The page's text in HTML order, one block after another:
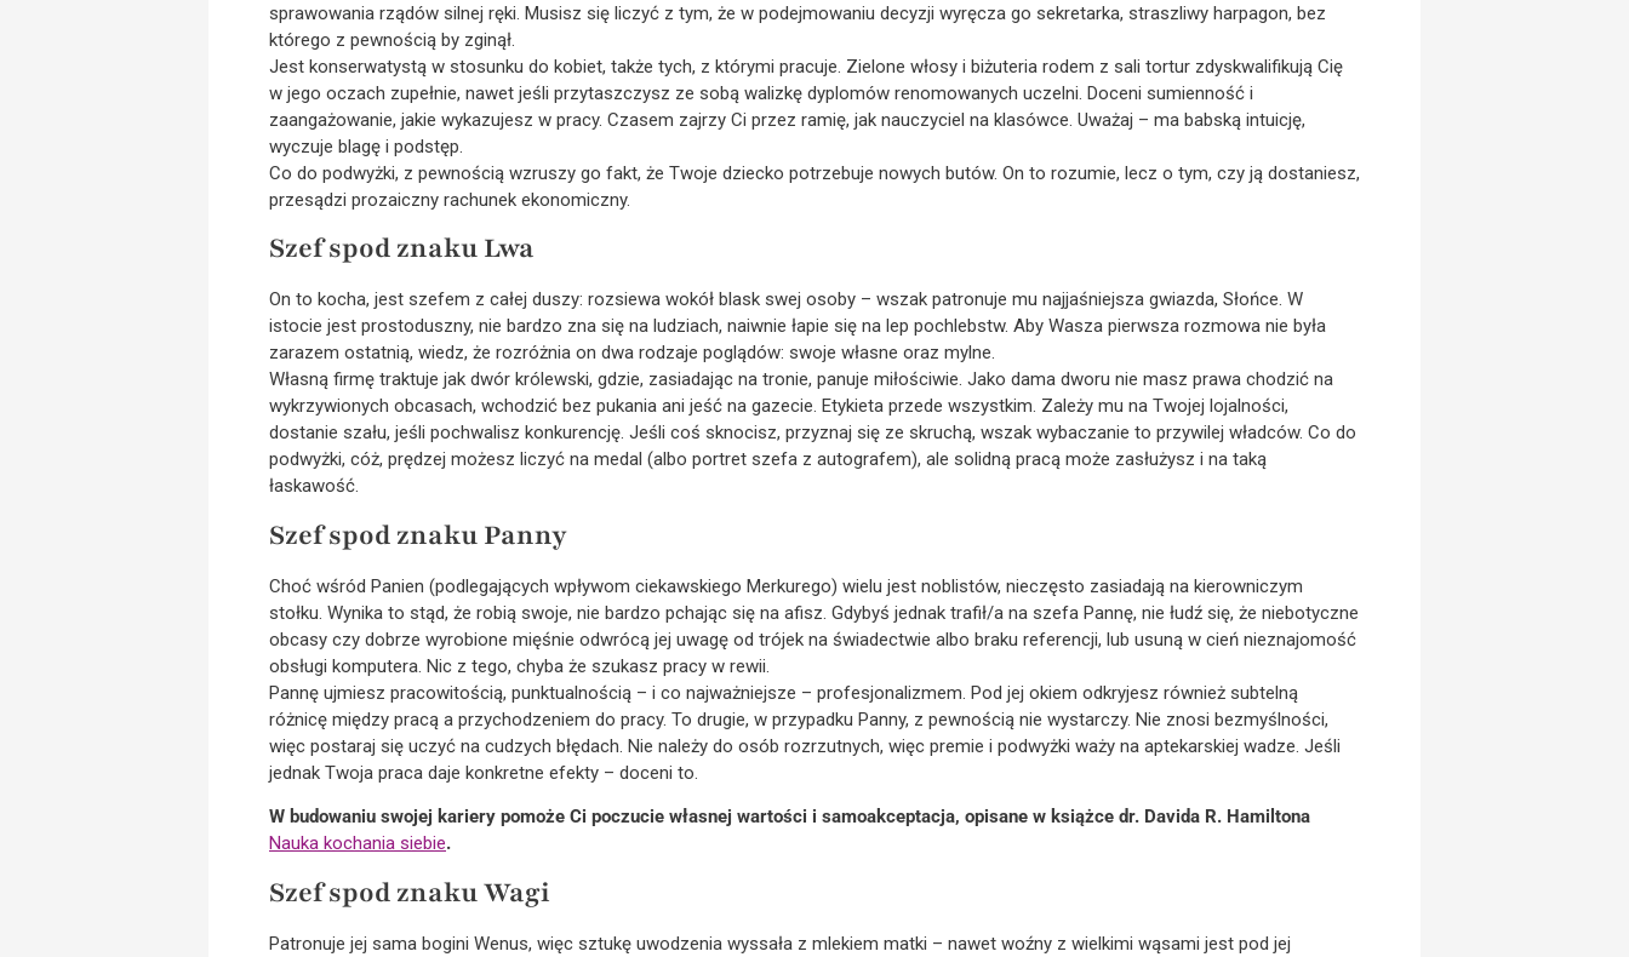
sprawowania rządów silnej ręki. Musisz się liczyć z tym, że w podejmowaniu decyzji wyręcza go sekretarka, straszliwy harpagon, bez
którego z pewnością by zginął.
Jest konserwatystą w stosunku do kobiet, także tych, z którymi pracuje. Zielone włosy i biżuteria rodem z sali tortur zdyskwalifikują Cię
w jego oczach zupełnie, nawet jeśli przytaszczysz ze sobą walizkę dyplomów renomowanych uczelni. Doceni sumienność i
zaangażowanie, jakie wykazujesz w pracy. Czasem zajrzy Ci przez ramię, jak nauczyciel na klasówce. Uważaj – ma babską intuicję,
wyczuje blagę i podstęp.
Co do podwyżki, z pewnością wzruszy go fakt, że Twoje dziecko potrzebuje nowych butów. On to rozumie, lecz o tym, czy ją dostaniesz,
przesądzi prozaiczny rachunek ekonomiczny.
Szef spod znaku Lwa
On to kocha, jest szefem z całej duszy: rozsiewa wokół blask swej osoby – wszak patronuje mu najjaśniejsza gwiazda, Słońce. W
istocie jest prostoduszny, nie bardzo zna się na ludziach, naiwnie łapie się na lep pochlebstw. Aby Wasza pierwsza rozmowa nie była
zarazem ostatnią, wiedz, że rozróżnia on dwa rodzaje poglądów: swoje własne oraz mylne.
Własną firmę traktuje jak dwór królewski, gdzie, zasiadając na tronie, panuje miłościwie. Jako dama dworu nie masz prawa chodzić na
wykrzywionych obcasach, wchodzić bez pukania ani jeść na gazecie. Etykieta przede wszystkim. Zależy mu na Twojej lojalności,
dostanie szału, jeśli pochwalisz konkurencję. Jeśli coś sknocisz, przyznaj się ze skruchą, wszak wybaczanie to przywilej władców. Co do
podwyżki, cóż, prędzej możesz liczyć na medal (albo portret szefa z autografem), ale solidną pracą może zasłużysz i na taką
łaskawość.
Szef spod znaku Panny
Choć wśród Panien (podlegających wpływom ciekawskiego Merkurego) wielu jest noblistów, nieczęsto zasiadają na kierowniczym
stołku. Wynika to stąd, że robią swoje, nie bardzo pchając się na afisz. Gdybyś jednak trafił/a na szefa Pannę, nie łudź się, że niebotyczne
obcasy czy dobrze wyrobione mięśnie odwrócą jej uwagę od trójek na świadectwie albo braku referencji, lub usuną w cień nieznajomość
obsługi komputera. Nic z tego, chyba że szukasz pracy w rewii.
Pannę ujmiesz pracowitością, punktualnością – i co najważniejsze – profesjonalizmem. Pod jej okiem odkryjesz również subtelną
różnicę między pracą a przychodzeniem do pracy. To drugie, w przypadku Panny, z pewnością nie wystarczy. Nie znosi bezmyślności,
więc postaraj się uczyć na cudzych błędach. Nie należy do osób rozrzutnych, więc premie i podwyżki waży na aptekarskiej wadze. Jeśli
jednak Twoja praca daje konkretne efekty – doceni to.
W budowaniu swojej kariery pomoże Ci poczucie własnej wartości i samoakceptacja, opisane w książce dr. Davida R. Hamiltona
Nauka kochania siebie.
Szef spod znaku Wagi
Patronuje jej sama bogini Wenus, więc sztukę uwodzenia wyssała z mlekiem matki – nawet woźny z wielkimi wąsami jest pod jej